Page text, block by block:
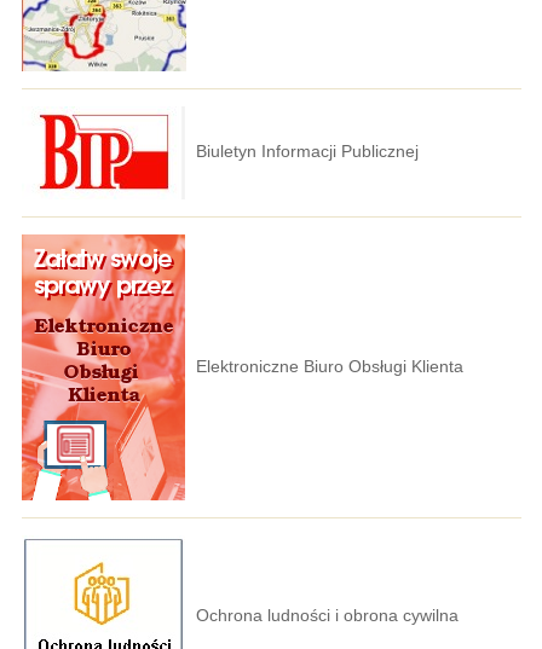
Biuletyn Informacji Publicznej
Elektroniczne Biuro Obsługi Klienta
Ochrona ludności i obrona cywilna